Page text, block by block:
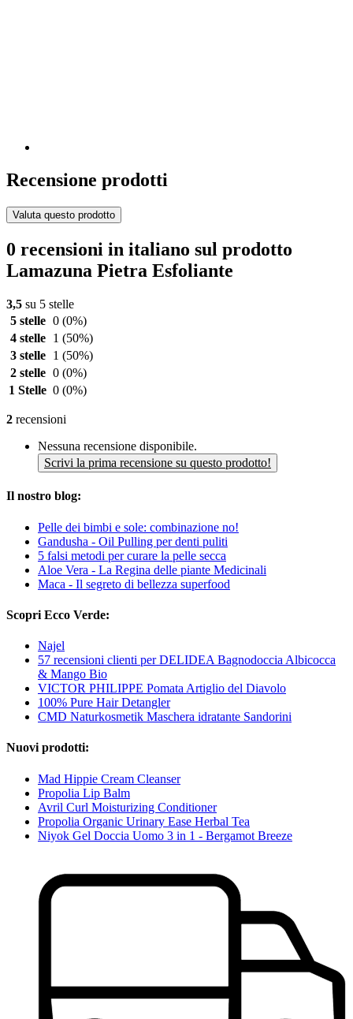
Recensione prodotti
Valuta questo prodotto
0 recensioni in italiano sul prodotto
Lamazuna Pietra Esfoliante
3,5 su 5 stelle
5 stelle 0 (0%)
4 stelle
1 (50%)
3 stelle
1 (50%)
2 stelle 0 (0%)
1 Stelle 0 (0%)
2 recensioni
Nessuna recensione disponibile.
Scrivi la prima recensione su questo prodotto!
Il nostro blog:
Pelle dei bimbi e sole: combinazione no!
Gandusha - Oil Pulling per denti puliti
5 falsi metodi per curare la pelle secca
Aloe Vera - La Regina delle piante Medicinali
Maca - Il segreto di bellezza superfood
Scopri Ecco Verde:
Najel
57 recensioni clienti per DELIDEA Bagnodoccia Albicocca
& Mango Bio
VICTOR PHILIPPE Pomata Artiglio del Diavolo
100% Pure Hair Detangler
CMD Naturkosmetik Maschera idratante Sandorini
Nuovi prodotti:
Mad Hippie Cream Cleanser
Propolia Lip Balm
Avril Curl Moisturizing Conditioner
Propolia Organic Urinary Ease Herbal Tea
Niyok Gel Doccia Uomo 3 in 1 - Bergamot Breeze